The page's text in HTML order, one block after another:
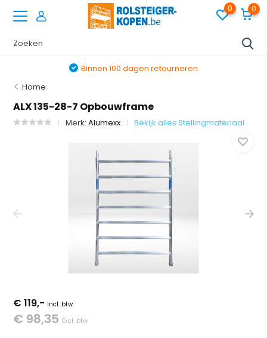
0 0
Binnen 100 dagen retourneren
Home
ALX 135-28-7 Opbouwframe
Merk:Alumexx Bekijk alles Stellingmateriaal
€ 119,- Incl. btw
€ 98,35 Excl. btw